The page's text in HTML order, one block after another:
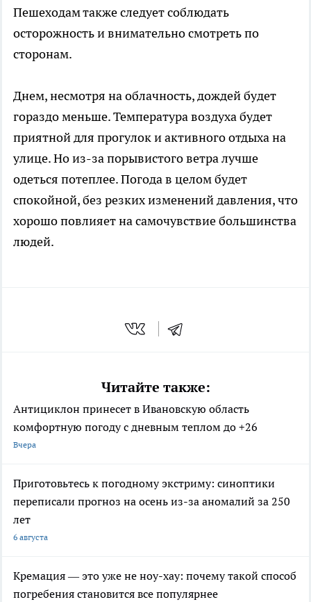
Пешеходам также следует соблюдать
осторожность и внимательно смотреть по
сторонам.
Днем, несмотря на облачность, дождей будет
гораздо меньше. Температура воздуха будет
приятной для прогулок и активного отдыха на
улице. Но из-за порывистого ветра лучше
одеться потеплее. Погода в целом будет
спокойной, без резких изменений давления, что
хорошо повлияет на самочувствие большинства
людей.
Читайте также:
Антициклон принесет в Ивановскую область
комфортную погоду с дневным теплом до +26
Вчера
Приготовьтесь к погодному экстриму: синоптики
переписали прогноз на осень из-за аномалий за 250
лет
6 августа
Кремация — это уже не ноу-хау: почему такой способ
погребения становится все популярнее